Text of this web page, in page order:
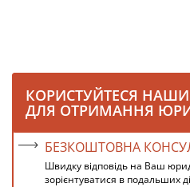
КОРИСТУЙТЕСЯ
ДЛЯ ОТРИМАННЯ
БЕЗКОШТОВНА
Швидку відповідь на Ваш
зорієнтуватися в подальших